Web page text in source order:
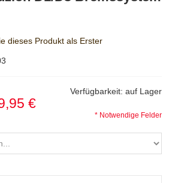
dieses Produkt als Erster
Verfügbarkeit: auf Lager
€
* Notwendige Felder